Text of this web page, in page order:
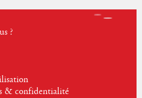
?
& confidentialité